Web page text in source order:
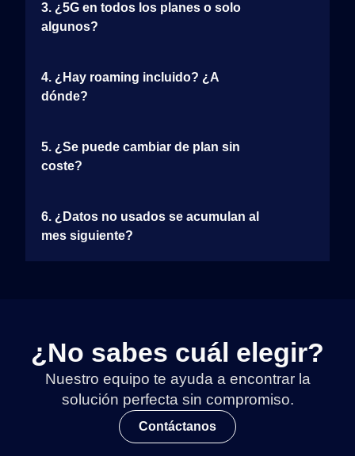
3. ¿5G en todos los planes o solo
algunos?
4. ¿Hay roaming incluido? ¿A
dónde?
5. ¿Se puede cambiar de plan sin
coste?
6. ¿Datos no usados se acumulan al
mes siguiente?
¿No sabes cuál elegir?
Nuestro equipo te ayuda a encontrar la
solución perfecta sin compromiso.
Contáctanos